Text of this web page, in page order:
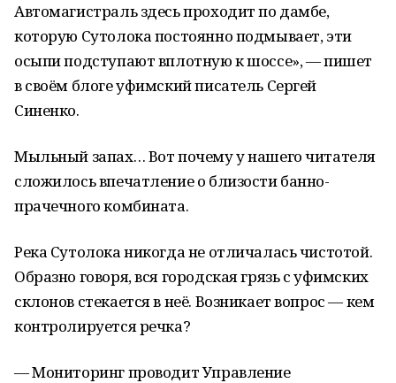
Автомагистраль здесь проходит по дамбе,
которую Сутолока постоянно подмывает, эти
осыпи подступают вплотную к шоссе», — пишет
в своём блоге уфимский писатель Сергей
Синенко.
Мыльный запах… Вот почему у нашего читателя
сложилось впечатление о близости банно-
прачечного комбината.
Река Сутолока никогда не отличалась чистотой.
Образно говоря, вся городская грязь с уфимских
склонов стекается в неё. Возникает вопрос — кем
контролируется речка?
—Мониторинг проводит Управление